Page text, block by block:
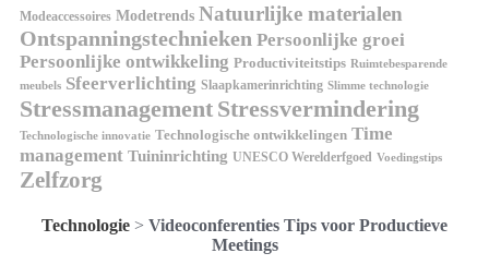
Modeaccessoires Modetrends Natuurlijke materialen
Ontspanningstechnieken Persoonlijke groei
Persoonlijke ontwikkeling Productiviteitstips Ruimtebesparende
meubels Sfeerverlichting Slaapkamerinrichting Slimme technologie
Stressmanagement Stressvermindering
Technologische innovatie Technologische ontwikkelingen Time
management Tuininrichting UNESCO Werelderfgoed Voedingstips
Zelfzorg
Technologie > Videoconferenties Tips voor Productieve
Meetings